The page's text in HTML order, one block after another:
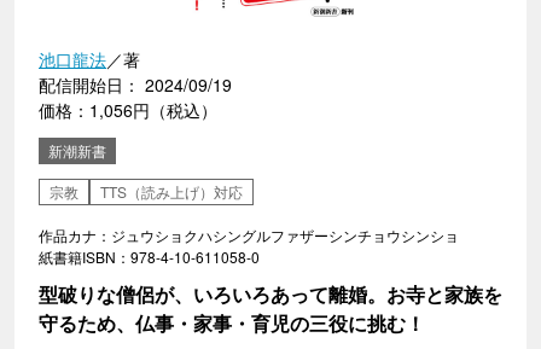
池口龍法／著
配信開始日： 2024/09/19
価格：1,056円（税込）
新潮新書
宗教
TTS（読み上げ）対応
作品カナ：ジュウショクハシングルファザーシンチョウシンショ
紙書籍ISBN：978-4-10-611058-0
型破りな僧侶が、いろいろあって離婚。お寺と家族を
守るため、仏事・家事・育児の三役に挑む！